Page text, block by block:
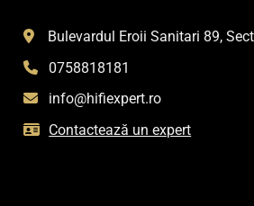
Bulevardul Eroii Sanitari 89,
0758818181
info@hifiexpert.ro
Contactează un expert